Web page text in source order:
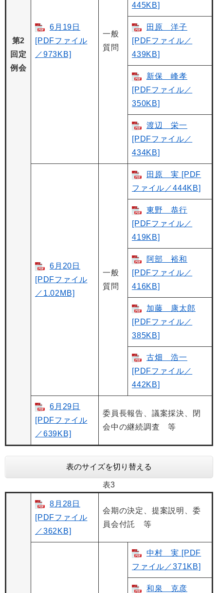
第2
回定
例会
6月19日
[PDFファイル
／973KB]
一般
質問
445KB]
田原 洋子
[PDFファイル／
439KB]
新保 峰孝
[PDFファイル／
350KB]
渡辺 栄一
[PDFファイル／
434KB]
6月20日
[PDFファイル
／1.02MB]
一般
質問
田原 実 [PDF
ファイル／444KB]
東野 恭行
[PDFファイル／
419KB]
阿部 裕和
[PDFファイル／
416KB]
加藤 康太郎
[PDFファイル／
385KB]
古畑 浩一
[PDFファイル／
442KB]
6月29日
[PDFファイル
／639KB]
委員長報告、議案採決、閉
会中の継続調査 等
表のサイズを切り替える
表3
8月28日
[PDFファイル
／362KB]
会期の決定、提案説明、委
員会付託 等
中村 実 [PDF
ファイル／371KB]
和泉 克彦